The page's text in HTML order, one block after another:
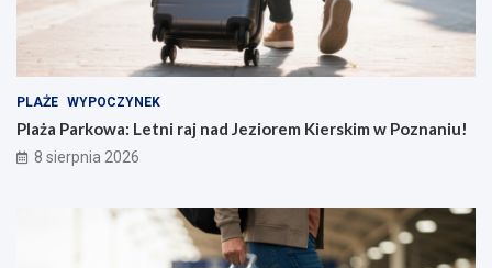
PLAŻE WYPOCZYNEK
Plaża Parkowa: Letni raj nad Jeziorem Kierskim w Poznaniu!
8 sierpnia 2026